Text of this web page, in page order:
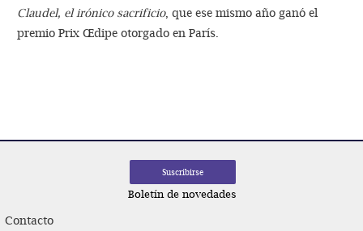
Claudel, el irónico sacrificio, que ese mismo año ganó el
premio Prix Œdipe otorgado en París.
Navegación
entradasBoletín de novedades
Contacto